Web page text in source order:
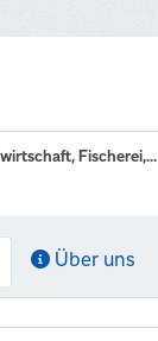
Fischerei,...
Über uns